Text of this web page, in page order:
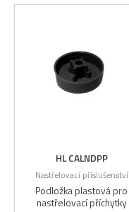
HL CALNDPP
Nastřelovací příslušenství
Podložka plastová pro
nastřelovací příchytky